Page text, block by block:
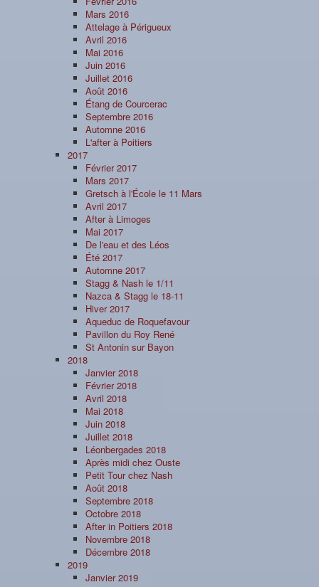
Mars 2016
Attelage à Périgueux
Avril 2016
Mai 2016
Juin 2016
Juillet 2016
Août 2016
Étang de Courcerac
Septembre 2016
Automne 2016
L'after à Poitiers
2017
Février 2017
Mars 2017
Gretsch à l'École le 11 Mars
Avril 2017
After à Limoges
Mai 2017
De l'eau et des Léos
Été 2017
Automne 2017
Stagg & Nash le 1/11
Nazca & Stagg le 18-11
Hiver 2017
Aqueduc de Roquefavour
Pavillon du Roy René
St Antonin sur Bayon
2018
Janvier 2018
Février 2018
Avril 2018
Mai 2018
Juin 2018
Juillet 2018
Léonbergades 2018
Après midi chez Ouste
Petit Tour chez Nash
Août 2018
Septembre 2018
Octobre 2018
After in Poitiers 2018
Novembre 2018
Décembre 2018
2019
Janvier 2019